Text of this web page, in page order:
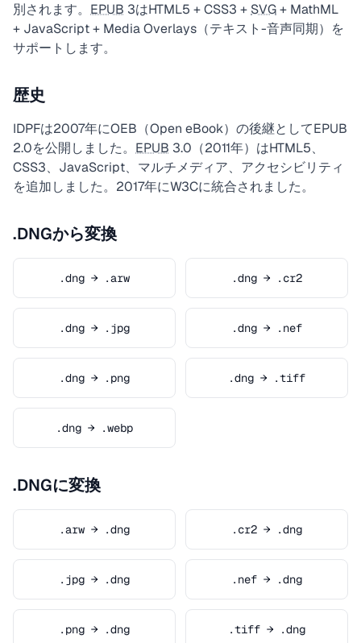
別されます。 EPUB 3はHTML5 + CSS3 + SVG+ MathML
+ JavaScript + Media Overlays（テキスト-音声同期）を
サポートします。
歴史
IDPFは2007年にOEB（Open eBook）の後継としてEPUB
2.0を公開しました。 EPUB 3.0（2011年）はHTML5、
CSS3、JavaScript、マルチメディア、アクセシビリティ
を追加しました。2017年にW3Cに統合されました。
.DNGから変換
.dng → .arw .dng → .cr2
.dng → .jpg .dng → .nef
.dng → .png .dng → .tiff
.dng → .webp
.DNGに変換
.arw → .dng .cr2 → .dng
.jpg → .dng .nef → .dng
.png → .dng .tiff → .dng